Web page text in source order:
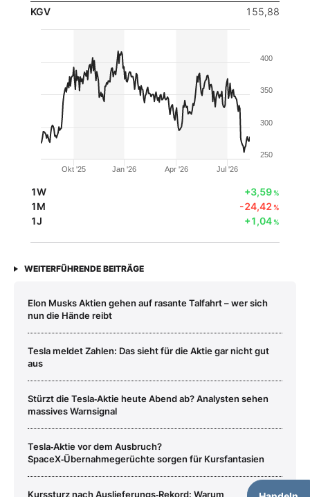
KGV 155,88
Okt '25 Jan '26 Apr '26 Jul '26
250
300
350
400
1W +3,59%
1M -24,42%
1J +1,04%
WEITERFÜHRENDE BEITRÄGE
Elon Musks Aktien gehen auf rasante Talfahrt – wer sich
nun die Hände reibt
Tesla meldet Zahlen: Das sieht für die Aktie gar nicht gut
aus
Stürzt die Tesla‑Aktie heute Abend ab? Analysten sehen
massives Warnsignal
Tesla‑Aktie vor dem Ausbruch?
SpaceX‑Übernahmegerüchte sorgen für Kursfantasien
Kurssturz nach Auslieferungs‑Rekord: Warum